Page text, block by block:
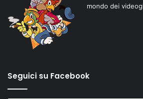
mondo dei
Seguici su Facebook